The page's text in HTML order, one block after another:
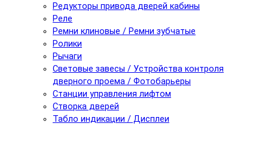
Редукторы привода дверей кабины
Реле
Ремни клиновые / Ремни зубчатые
Ролики
Рычаги
Световые завесы / Устройства контроля
дверного проема / Фотобарьеры
Станции управления лифтом
Створка дверей
Табло индикации / Дисплеи